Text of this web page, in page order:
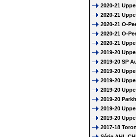
2020-21
2020-21
2020-21 O-
2020-21 O-
2020-21
2019-20
2019-20 SP
2019-20
2019-20
2019-20
2019-20
2019-20
2019-20
2017-18